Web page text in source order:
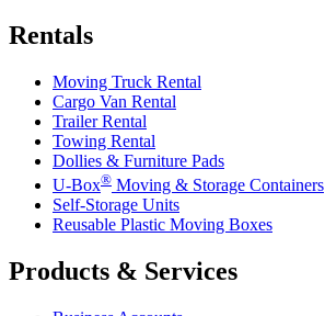
Rentals
Moving Truck Rental
Cargo Van Rental
Trailer Rental
Towing Rental
Dollies & Furniture Pads
U-Box® Moving & Storage Containers
Self-Storage Units
Reusable Plastic Moving Boxes
Products & Services